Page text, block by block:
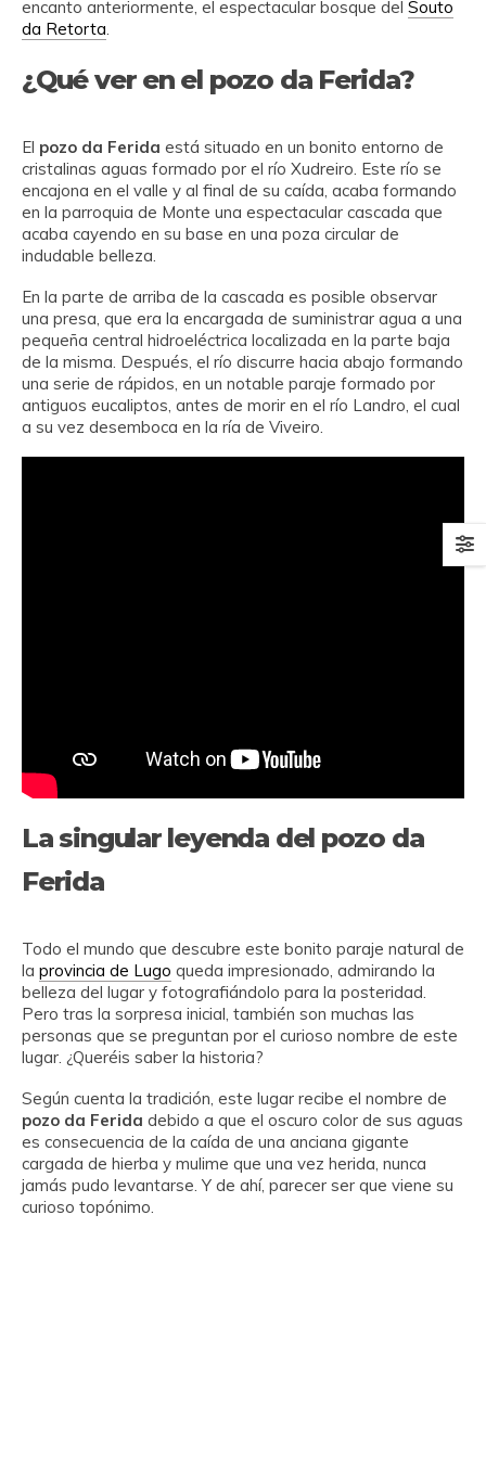
encanto anteriormente, el espectacular bosque del Souto
da Retorta.
¿Qué ver en el pozo da Ferida?
El pozo da Ferida está situado en un bonito entorno de
cristalinas aguas formado por el río Xudreiro. Este río se
encajona en el valle y al final de su caída, acaba formando
en la parroquia de Monte una espectacular cascada que
acaba cayendo en su base en una poza circular de
indudable belleza.
En la parte de arriba de la cascada es posible observar
una presa, que era la encargada de suministrar agua a una
pequeña central hidroeléctrica localizada en la parte baja
de la misma. Después, el río discurre hacia abajo formando
una serie de rápidos, en un notable paraje formado por
antiguos eucaliptos, antes de morir en el río Landro, el cual
a su vez desemboca en la ría de Viveiro.
La singular leyenda del pozo da
Ferida
Todo el mundo que descubre este bonito paraje natural de
la provincia de Lugo queda impresionado, admirando la
belleza del lugar y fotografiándolo para la posteridad.
Pero tras la sorpresa inicial, también son muchas las
personas que se preguntan por el curioso nombre de este
lugar. ¿Queréis saber la historia?
Según cuenta la tradición, este lugar recibe el nombre de
pozo da Ferida debido a que el oscuro color de sus aguas
es consecuencia de la caída de una anciana gigante
cargada de hierba y mulime que una vez herida, nunca
jamás pudo levantarse. Y de ahí, parecer ser que viene su
curioso topónimo.